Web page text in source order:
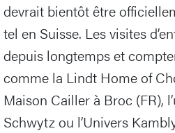
devrait bientôt être
tel en Suisse. Les visites
depuis longtemps et
comme la Lindt Home of
Maison Cailler à Broc (FR),
Schwytz ou l’Univers